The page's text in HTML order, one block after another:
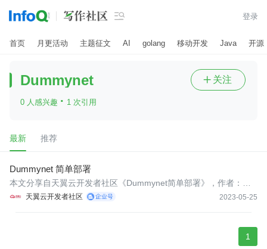
 登录
首页 月更活动 主题征文 AI golang 移动开发 Java 开源
Dummynet
0 人感兴趣 · 1 次引用
 关注
最新 推荐
Dummynet 简单部署
天翼云开发者社区 2023-05-25
本文分享自天翼云开发者社区《Dummynet简单部署》，作者：凸
凹 部署流程 ^准备内核版本 ^参看系统内核版本 uname -r 我们需
1